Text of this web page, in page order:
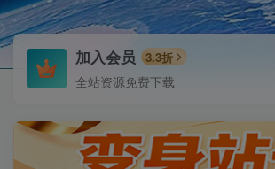
加入会员 3.3折
全站资源免费下载